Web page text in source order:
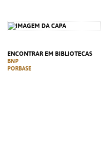
ENCONTRAR EM BIBLIOTECAS
BNP
PORBASE